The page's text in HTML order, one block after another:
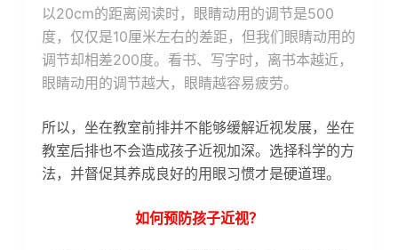
以20cm的距离阅读时，眼睛动用的调节是500
度，仅仅是10厘米左右的差距，但我们眼睛动用的
调节却相差200度。看书、写字时，离书本越近，
眼睛动用的调节越大，眼睛越容易疲劳。
所以，坐在教室前排并不能够缓解近视发展，坐在
教室后排也不会造成孩子近视加深。选择科学的方
法，并督促其养成良好的用眼习惯才是硬道理。
如何预防孩子近视？